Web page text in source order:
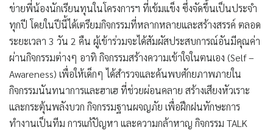
ข่ายพี่น้องนักเรียนทุนในโครงการฯ ที่เข้มแข็ง ซึ่งจัดขึ้นเป็นประจำ
ทุกปี โดยในปีนี้ได้เตรียมกิจกรรมที่หลากหลายและสร้างสรรค์ ตลอด
ระยะเวลา 3 วัน 2 คืน ผู้เข้าร่วมจะได้สัมผัสประสบการณ์อันมีคุณค่า
ผ่านกิจกรรมต่างๆ อาทิ กิจกรรมสร้างความเข้าใจในตนเอง (Self –
Awareness) เพื่อให้เด็กๆ ได้สำรวจและค้นพบศักยภาพภายใน
กิจกรรมนันทนาการและฮาเฮ ที่ช่วยผ่อนคลาย สร้างเสียงหัวเราะ
และกระตุ้นพลังบวก กิจกรรมฐานผจญภัย เพื่อฝึกฝนทักษะการ
ทำงานเป็นทีม การแก้ปัญหา และความกล้าหาญ กิจกรรม TALK